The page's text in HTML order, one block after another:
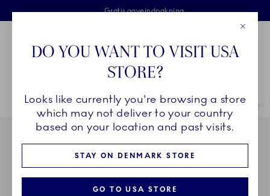
Skip Navigation
Fri levering ved køb over 500 kr. og fri retur
Gratis gaveindpakning
2 års brudgaranti
Royal Copenhagen
Breadcrumb Headlinesss
HjemSTEL Stel Blå Mega Riflet Blå Mega Riflet tallerken,
DO YOU WANT TO VISIT USA
STORE?
Looks like currently you're browsing a store
which may not deliver to your country
based on your location and past visits.
STAY ON DENMARK STORE
GO TO USA STORE